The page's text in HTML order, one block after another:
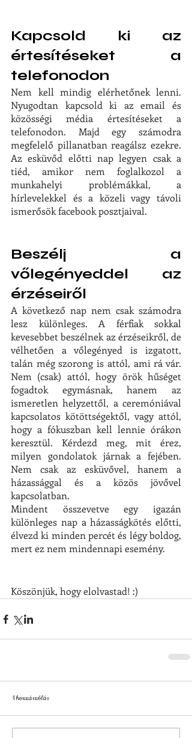
Kapcsold ki az
értesítéseket a
telefonodon
Nem kell mindig elérhetőnek lenni.
Nyugodtan kapcsold ki az email és
közösségi média értesítéseket a
telefonodon. Majd egy számodra
megfelelő pillanatban reagálsz ezekre.
Az esküvőd előtti nap legyen csak a
tiéd, amikor nem foglalkozol a
munkahelyi problémákkal, a
hírlevelekkel és a közeli vagy távoli
ismerősök facebook posztjaival.
Beszélj a
vőlegényeddel az
érzéseiről
A következő nap nem csak számodra
lesz különleges. A férfiak sokkal
kevesebbet beszélnek az érzéseikről, de
vélhetően a vőlegényed is izgatott,
talán még szorong is attól, ami rá vár.
Nem (csak) attól, hogy örök hűséget
fogadtok egymásnak, hanem az
ismeretlen helyzettől, a ceremóniával
kapcsolatos kötöttségektől, vagy attól,
hogy a fókuszban kell lennie órákon
keresztül. Kérdezd meg, mit érez,
milyen gondolatok járnak a fejében.
Nem csak az esküvővel, hanem a
házassággal és a közös jövővel
kapcsolatban.
Mindent összevetve egy igazán
különleges nap a házasságkötés előtti,
élvezd ki minden percét és légy boldog,
mert ez nem mindennapi esemény.
Köszönjük, hogy elolvastad! :)
1 hozzászólás